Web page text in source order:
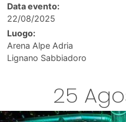
Data evento:
22/08/2025
Luogo:
Arena Alpe Adria
Lignano Sabbiadoro
25